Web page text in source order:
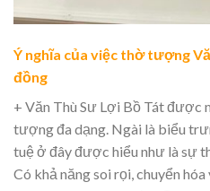
Ý nghĩa của việc thờ tượng
đồng
+ Văn Thù Sư Lợi Bồ Tát được
tượng đa dạng. Ngài là biểu
tuệ ở đây được hiểu như là sự
Có khả năng soi rọi, chuyển